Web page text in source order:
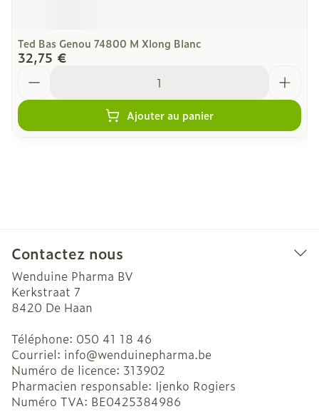
Ted Bas Genou 74800 M Xlong Blanc
32,75 €
Ajouter au panier
Contactez nous
Wenduine Pharma BV
Kerkstraat 7
8420 De Haan
Téléphone: 050 41 18 46
Courriel: info@wenduinepharma.be
Numéro de licence: 313902
Pharmacien responsable: Ijenko Rogiers
Numéro TVA: BE0425384986